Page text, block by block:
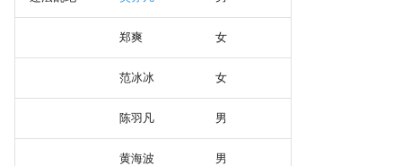
郑爽 女
范冰冰 女
陈羽凡 男
黄海波 男